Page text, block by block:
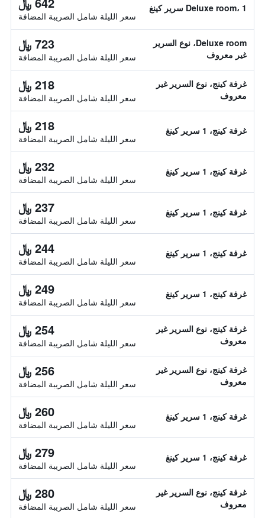
Deluxe room، 1 سرير كينغ
سعر الليلة شامل الصريبة المضافة
Deluxe room، نوع السرير
غير معروف
723 ﷼
سعر الليلة شامل الصريبة المضافة
غرفة كينج، نوع السرير غير
معروف
218 ﷼
سعر الليلة شامل الصريبة المضافة
غرفة كينج، 1 سرير كينغ 218 ﷼
سعر الليلة شامل الصريبة المضافة
غرفة كينج، 1 سرير كينغ 232 ﷼
سعر الليلة شامل الصريبة المضافة
غرفة كينج، 1 سرير كينغ 237 ﷼
سعر الليلة شامل الصريبة المضافة
غرفة كينج، 1 سرير كينغ 244 ﷼
سعر الليلة شامل الصريبة المضافة
غرفة كينج، 1 سرير كينغ 249 ﷼
سعر الليلة شامل الصريبة المضافة
غرفة كينج، نوع السرير غير
معروف
254 ﷼
سعر الليلة شامل الصريبة المضافة
غرفة كينج، نوع السرير غير
معروف
256 ﷼
سعر الليلة شامل الصريبة المضافة
غرفة كينج، 1 سرير كينغ 260 ﷼
سعر الليلة شامل الصريبة المضافة
غرفة كينج، 1 سرير كينغ 279 ﷼
سعر الليلة شامل الصريبة المضافة
غرفة كينج، نوع السرير غير
معروف
280 ﷼
سعر الليلة شامل الصريبة المضافة